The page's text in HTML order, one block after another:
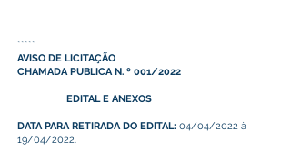
*****
AVISO DE LICITAÇÃO
CHAMADA PUBLICA N. º 001/2022
EDITAL E ANEXOS
DATA PARA RETIRADA DO EDITAL: 04/04/2022 à
19/04/2022.